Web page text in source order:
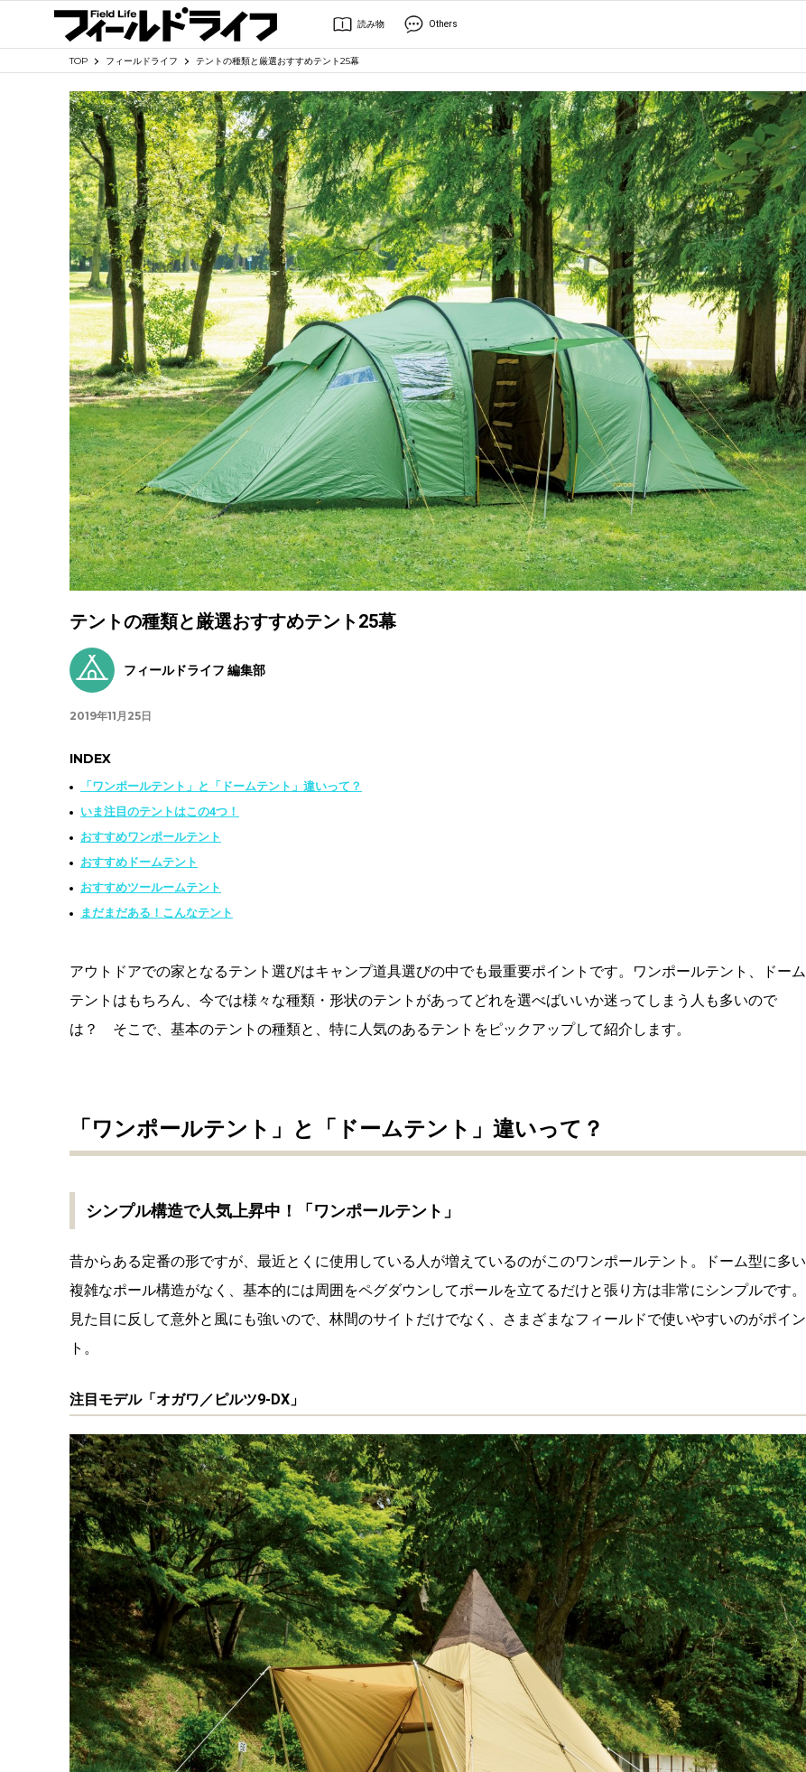
読み物 Others
TOP フィールドライフ テントの種類と厳選おすすめテント25幕
テントの種類と厳選おすすめテント25幕
フィールドライフ 編集部
2019年11月25日
INDEX
「ワンポールテント」と「ドームテント」違いって？
いま注目のテントはこの4つ！
おすすめワンポールテント
おすすめドームテント
おすすめツールームテント
まだまだある！こんなテント
アウトドアでの家となるテント選びはキャンプ道具選びの中でも最重要ポイントです。ワンポールテント、ドーム
テントはもちろん、今では様々な種類・形状のテントがあってどれを選べばいいか迷ってしまう人も多いので
は？ そこで、基本のテントの種類と、特に人気のあるテントをピックアップして紹介します。
「ワンポールテント」と「ドームテント」違いって？
シンプル構造で人気上昇中！「ワンポールテント」
昔からある定番の形ですが、最近とくに使用している人が増えているのがこのワンポールテント。ドーム型に多い
複雑なポール構造がなく、基本的には周囲をペグダウンしてポールを立てるだけと張り方は非常にシンプルです。
見た目に反して意外と風にも強いので、林間のサイトだけでなく、さまざまなフィールドで使いやすいのがポイン
ト。
注目モデル「オガワ／ピルツ9-DX」